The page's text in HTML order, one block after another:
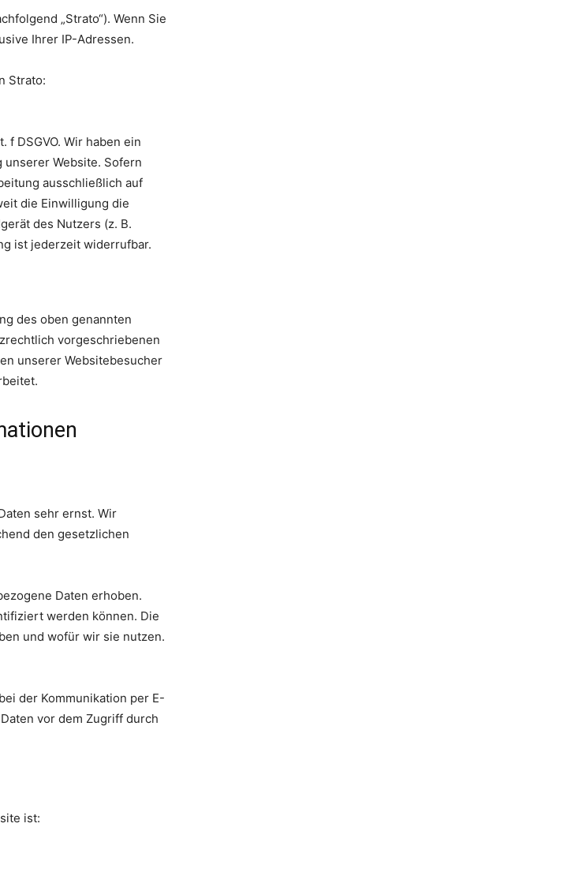
„Strato“). Wenn Sie
Ihrer IP-Adressen.
Strato:
f DSGVO. Wir haben ein
Website. Sofern
ausschließlich auf
die Einwilligung die
des Nutzers (z. B.
ist jederzeit widerrufbar.
des oben genannten
vorgeschriebenen
unserer Websitebesucher
sehr ernst. Wir
den gesetzlichen
Daten erhoben.
werden können. Die
und wofür wir sie nutzen.
der Kommunikation per E-
vor dem Zugriff durch
ist: